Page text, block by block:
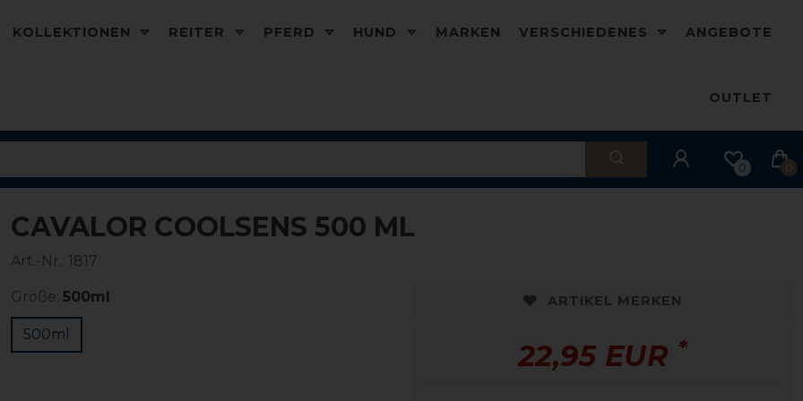
KOLLEKTIONEN REITER PFERD HUND MARKEN VERSCHIEDENES ANGEBOTE
OUTLET
0 0
CAVALOR COOLSENS 500 ML
Art.-Nr.: 1817
Größe: 500ml
500ml
ARTIKEL MERKEN
22,95 EUR *